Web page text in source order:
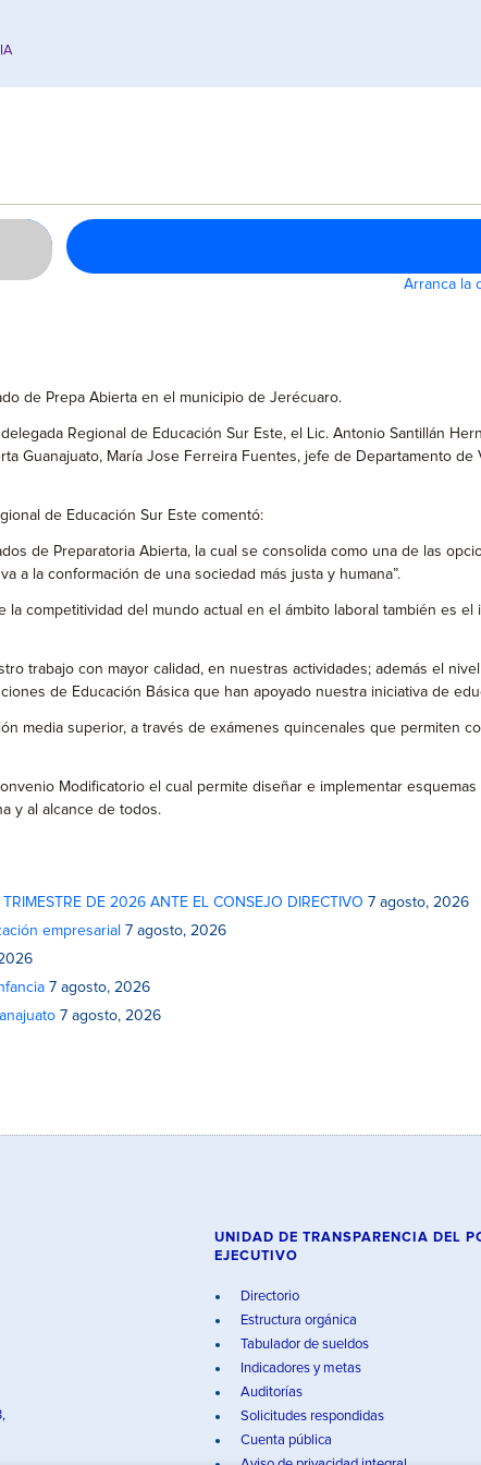
Arranca la
de Prepa Abierta en el municipio de Jerécuaro.
Regional de Educación Sur Este, el Lic. Antonio Santillán
Guanajuato, María Jose Ferreira Fuentes, jefe de Departamento
de Educación Sur Este comentó:
de Preparatoria Abierta, la cual se consolida como una de las
a la conformación de una sociedad más justa y humana”.
la competitividad del mundo actual en el ámbito laboral también es
trabajo con mayor calidad, en nuestras actividades; además el
de Educación Básica que han apoyado nuestra iniciativa de
media superior, a través de exámenes quincenales que permiten
Modificatorio el cual permite diseñar e implementar
y al alcance de todos.
DE 2026 ANTE EL CONSEJO DIRECTIVO 7 agosto, 2026
empresarial 7 agosto, 2026
7 agosto, 2026
7 agosto, 2026
UNIDAD DE TRANSPARENCIA DEL
EJECUTIVO
Directorio
Estructura orgánica
Tabulador de sueldos
Indicadores y metas
Auditorías
Solicitudes respondidas
Cuenta pública